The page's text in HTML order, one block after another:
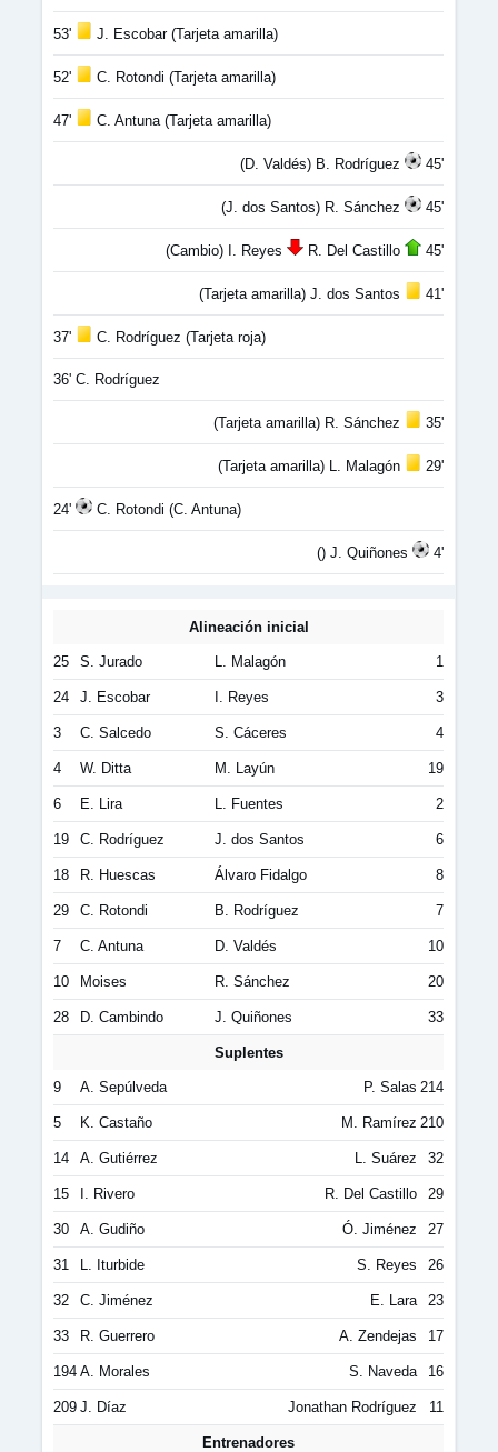
53' J. Escobar (Tarjeta amarilla)
52' C. Rotondi (Tarjeta amarilla)
47' C. Antuna (Tarjeta amarilla)
(D. Valdés) B. Rodríguez 45'
(J. dos Santos) R. Sánchez 45'
(Cambio) I. Reyes R. Del Castillo 45'
(Tarjeta amarilla) J. dos Santos 41'
37' C. Rodríguez (Tarjeta roja)
36' C. Rodríguez
(Tarjeta amarilla) R. Sánchez 35'
(Tarjeta amarilla) L. Malagón 29'
24' C. Rotondi (C. Antuna)
() J. Quiñones 4'
Alineación inicial
25 S. Jurado L. Malagón 1
24 J. Escobar I. Reyes 3
3 C. Salcedo S. Cáceres 4
4 W. Ditta M. Layún 19
6 E. Lira L. Fuentes 2
19 C. Rodríguez J. dos Santos 6
18 R. Huescas Álvaro Fidalgo 8
29 C. Rotondi B. Rodríguez 7
7 C. Antuna D. Valdés 10
10 Moises R. Sánchez 20
28 D. Cambindo J. Quiñones 33
Suplentes
9 A. Sepúlveda P. Salas 214
5 K. Castaño M. Ramírez 210
14 A. Gutiérrez L. Suárez 32
15 I. Rivero R. Del Castillo 29
30 A. Gudiño Ó. Jiménez 27
31 L. Iturbide S. Reyes 26
32 C. Jiménez E. Lara 23
33 R. Guerrero A. Zendejas 17
194 A. Morales S. Naveda 16
209 J. Díaz Jonathan Rodríguez 11
Entrenadores